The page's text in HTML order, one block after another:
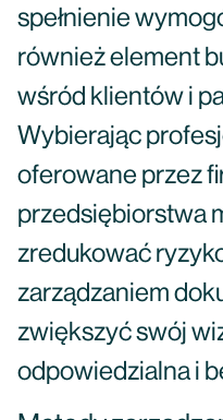
spełnienie
również element
wśród klientów i
Wybierając
oferowane przez
przedsiębiorstwa
zredukować
zarządzaniem
zwiększyć swój
odpowiedzialna i